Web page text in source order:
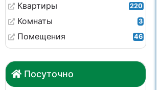
Квартиры 220
Комнаты 3
Помещения 46
Посуточно